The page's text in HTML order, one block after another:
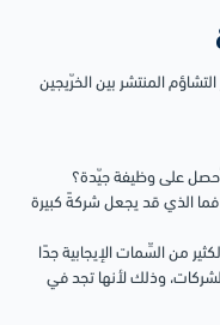
المنتشر بين الخرّيجين
على وظيفة جيّدة؟
الذي قد يجعل شركةً كبيرة
من السِّمات الإيجابية جدًا
وذلك لأنها تجد في